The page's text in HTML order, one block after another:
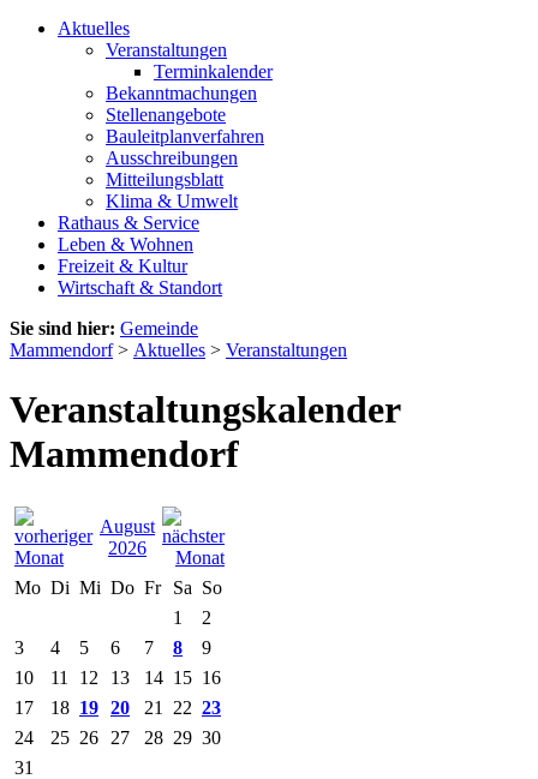
Aktuelles
Veranstaltungen
Terminkalender
Bekanntmachungen
Stellenangebote
Bauleitplanverfahren
Ausschreibungen
Mitteilungsblatt
Klima & Umwelt
Rathaus & Service
Leben & Wohnen
Freizeit & Kultur
Wirtschaft & Standort
Sie sind hier: Gemeinde
Mammendorf> Aktuelles > Veranstaltungen
Veranstaltungskalender
Mammendorf
August
2026
Mo Di Mi Do Fr Sa So
1
2
3
4 5 6 7 8
9
10
11 12 13 14 15 16
17
18 19 20 21 22 23
24
25 26 27 28 29 30
31